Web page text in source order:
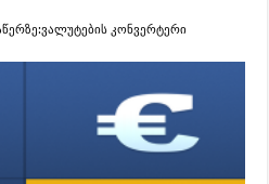
ვალუტების კონვერტერი